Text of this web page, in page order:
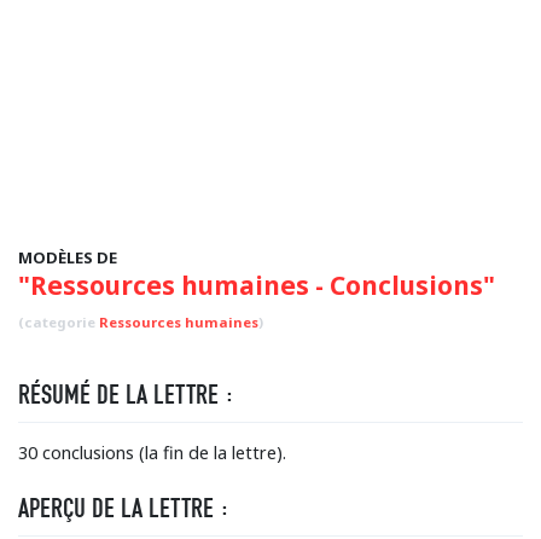
MODÈLES DE
"Ressources humaines - Conclusions"
(categorie Ressources humaines)
RÉSUMÉ DE LA LETTRE :
30 conclusions (la fin de la lettre).
APERÇU DE LA LETTRE :